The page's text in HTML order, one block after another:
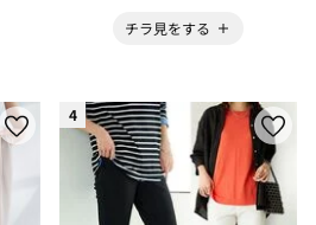
チラ見をする
4